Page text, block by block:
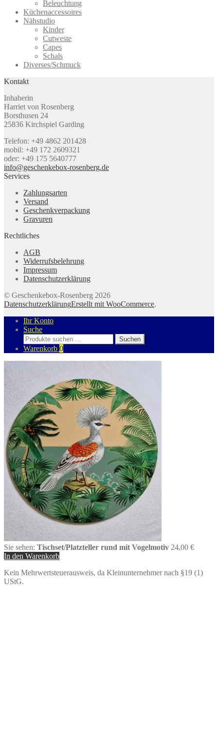
Beleuchtung
Küchenaccessoires
Nähstudio
Kinder
Cutweste
Capes
Schals
Diverses/Schmuck
Kontakt
Inhaberin
Harriet von Rosenberg
Borsthusen 24
25836 Kirchspiel Garding
Telefon: +49 4862 201428
mobil: +49 172 2609321
oder: +49 175 5640777
info@geschenkebox-rosenberg.de
Services
Zahlungsarten
Versand
Geschenkverpackung
Gravuren
Rechtliches
AGB
Widerrufsbelehrung
Impressum
Datenschutzerklärung
© Geschenkebox-Rosenberg 2026
DatenschutzerklärungErstellt mit WooCommerce.
Ihr Konto
Suche
Suchen
nach:
Suchen
Warenkorb 0
Sie sehen: Tischset/Platzteller rund mit Vogelmotiv 24,00 €
In den Warenkorb
Kein Mehrwertsteuerausweis, da Kleinunternehmer nach §19 (1)
UStG.